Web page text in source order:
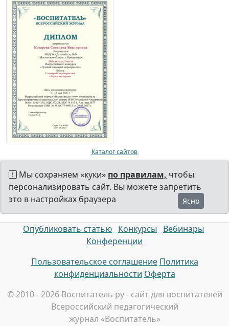
Каталог сайтов
Мы сохраняем «куки» по правилам, чтобы
персонализировать сайт. Вы можете запретить
это в настройках браузера
Ясно
Опубликовать статью Конкурсы
Вебинары
Конференции
Пользовательское соглашение Политика
конфиденциальности Оферта
© 2010 - 2026 Воспитатель ру - сайт для воспитателей
Всероссийский педагогический
журнал «Воспитатель»